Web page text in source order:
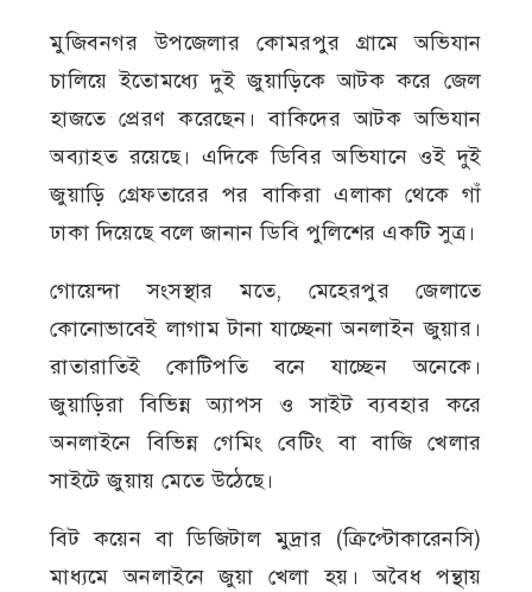
মুজিবনগর উপজেলার কোমরপুর গ্রামে অভিযান
চালিয়ে ইতোমধ্যে দুই জুয়াড়িকে আটক করে জেল
হাজতে প্রেরণ করেছেন। বাকিদের আটক অভিযান
অব্যাহত রয়েছে। এদিকে ডিবির অভিযানে ওই দুই
জুয়াড়ি গ্রেফতারের পর বাকিরা এলাকা থেকে গাঁ
ঢাকা দিয়েছে বলে জানান ডিবি পুলিশের একটি সুত্র।
গোয়েন্দা সংসস্থার মতে, মেহেরপুর জেলাতে
কোনোভাবেই লাগাম টানা যাচ্ছেনা অনলাইন জুয়ার।
রাতারাতিই কোটিপতি বনে যাচ্ছেন অনেকে।
জুয়াড়িরা বিভিন্ন অ্যাপস ও সাইট ব্যবহার করে
অনলাইনে বিভিন্ন গেমিং বেটিং বা বাজি খেলার
সাইটে জুয়ায় মেতে উঠেছে।
বিট কয়েন বা ডিজিটাল মুদ্রার (ক্রিপ্টোকারেনসি)
মাধ্যমে অনলাইনে জুয়া খেলা হয়। অবৈধ পন্থায়